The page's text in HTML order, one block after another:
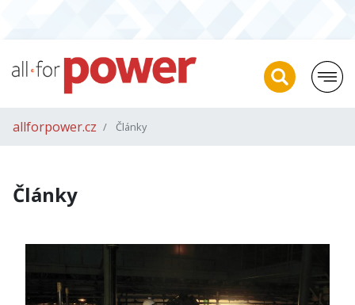
allforpower.cz Články
Články